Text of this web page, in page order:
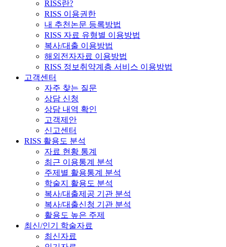
RISS란?
RISS 이용권한
내 추천논문 등록방법
RISS 자료 유형별 이용방법
복사/대출 이용방법
해외전자자료 이용방법
RISS 정보취약계층 서비스 이용방법
고객센터
자주 찾는 질문
상담 신청
상담 내역 확인
고객제안
신고센터
RISS 활용도 분석
자료 현황 통계
최근 이용통계 분석
주제별 활용통계 분석
학술지 활용도 분석
복사/대출제공 기관 분석
복사/대출신청 기관 분석
활용도 높은 주제
최신/인기 학술자료
최신자료